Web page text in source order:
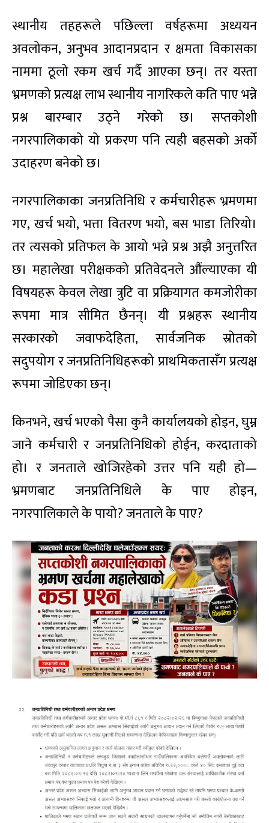
स्थानीय तहहरूले पछिल्ला वर्षहरूमा अध्ययन
अवलोकन, अनुभव आदानप्रदान र क्षमता विकासका
नाममा ठूलो रकम खर्च गर्दै आएका छन्। तर यस्ता
भ्रमणको प्रत्यक्ष लाभ स्थानीय नागरिकले कति पाए भन्ने
प्रश्न बारम्बार उठ्ने गरेको छ। सप्तकोशी
नगरपालिकाको यो प्रकरण पनि त्यही बहसको अर्को
उदाहरण बनेको छ।
नगरपालिकाका जनप्रतिनिधि र कर्मचारीहरू भ्रमणमा
गए, खर्च भयो, भत्ता वितरण भयो, बस भाडा तिरियो।
तर त्यसको प्रतिफल के आयो भन्ने प्रश्न अझै अनुत्तरित
छ। महालेखा परीक्षकको प्रतिवेदनले औंल्याएका यी
विषयहरू केवल लेखा त्रुटि वा प्रक्रियागत कमजोरीका
रूपमा मात्र सीमित छैनन्। यी प्रश्नहरू स्थानीय
सरकारको जवाफदेहिता, सार्वजनिक स्रोतको
सदुपयोग र जनप्रतिनिधिहरूको प्राथमिकतासँग प्रत्यक्ष
रूपमा जोडिएका छन्।
किनभने, खर्च भएको पैसा कुनै कार्यालयको होइन, घुम्न
जाने कर्मचारी र जनप्रतिनिधिको होईन, करदाताको
हो। र जनताले खोजिरहेको उत्तर पनि यही हो—
भ्रमणबाट जनप्रतिनिधिले के पाए होइन,
नगरपालिकाले के पायो? जनताले के पाए?